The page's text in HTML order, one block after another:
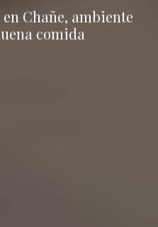
Chañe, ambiente
comida